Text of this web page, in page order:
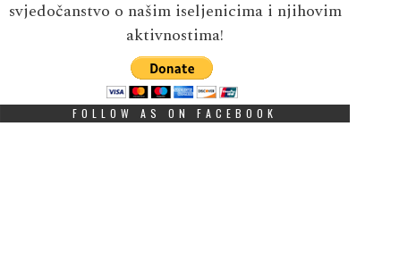
svjedočanstvo o našim iseljenicima i njihovim
aktivnostima!
FOLLOW AS ON FACEBOOK